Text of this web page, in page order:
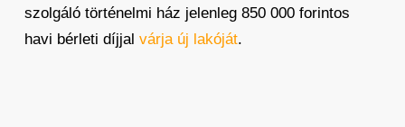
szolgáló történelmi ház jelenleg 850 000 forintos
havi bérleti díjjal várja új lakóját.